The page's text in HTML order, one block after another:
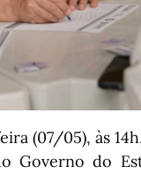
(07/05), às
Governo do